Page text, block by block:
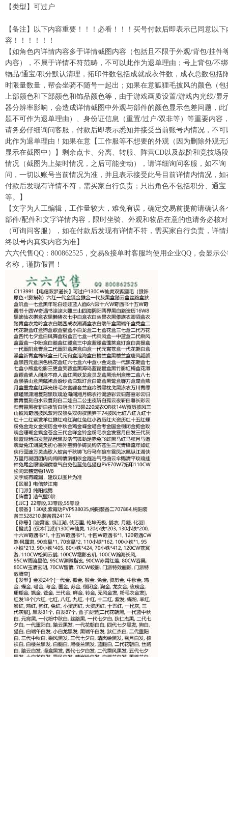
【类型】可过户
【备注】以下内容重要！！！必看！！！买号付款后即表示已同意以下
容！！！！！！
【如角色内详情内容多于详情截图内容（包括且不限于外观/背包/挂件
内容），不属于详情不符范畴，不可以此作为退单理由；号上背包/不
物品/通宝/积分默认清理，拓印件数包括成就成衣件数，成衣总数包括
时限量数量，帮会坐骑不随号一起出；如果在意狐狸毛披风的颜色（包
上部颜色和下部颜色和饰品颜色等，由于游戏画质设置/游戏内光线/显
器分辨率影响，会造成详情截图中外观与部件的颜色显示色差问题，此
题不可作为退单理由）、身份证信息（重置/过户/双非等）等重要内容
请务必仔细询问客服，付款后即表示悉知并接受当前账号内情况，不可
此作为退单理由！如果在意【工作服等不想要的外观（因为删除外观无
显示在截图中）】剩余点卡、分离、转服、阵营CD以及战阶和竞技场
情况（截图为上架时情况，之后可能变动），请详细询问客服，如不询
问，一切以账号当前情况为准，并且表示接受此号目前详情内情况，如
付款后发现有详情不符，需买家自行负责；只出角色不包括积分、通宝
等。】
【文字为人工编辑，工作量较大，难免有误，确定交易前提前请确认各
部件/配件和文字详情内容，限时坐骑、外观和物品在意的也请务必核对
（可询问客服），如在付款后发现有详情不符，需买家自行负责，详情
终以号内真实内容为准】
六六代售QQ：800862525，交易&接单时客服均使用企业QQ，会显示
名称，谨防假冒！